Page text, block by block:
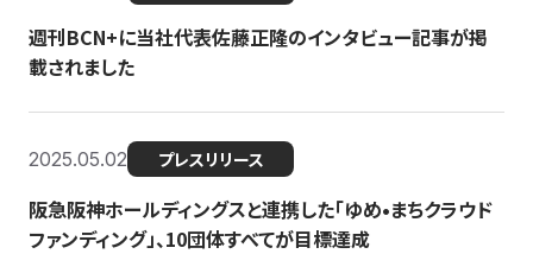
週刊BCN+に当社代表佐藤正隆のインタビュー記事が掲
載されました
2025.05.02 プレスリリース
阪急阪神ホールディングスと連携した「ゆめ•まちクラウド
ファンディング」、10団体すべてが目標達成